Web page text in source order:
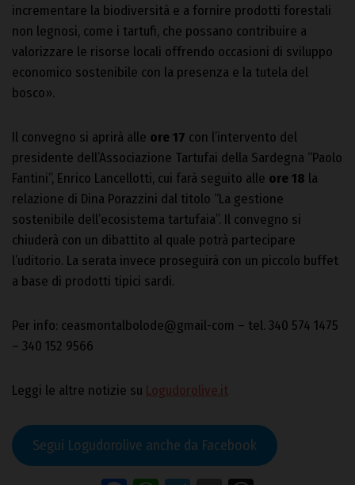
incrementare la biodiversità e a fornire prodotti forestali
non legnosi, come i tartufi, che possano contribuire a
valorizzare le risorse locali offrendo occasioni di sviluppo
economico sostenibile con la presenza e la tutela del
bosco».
Il convegno si aprirà alle ore 17 con l’intervento del
presidente dell’Associazione Tartufai della Sardegna “Paolo
Fantini”, Enrico Lancellotti, cui farà seguito alle ore 18 la
relazione di Dina Porazzini dal titolo “La gestione
sostenibile dell’ecosistema tartufaia”. Il convegno si
chiuderà con un dibattito al quale potrà partecipare
l’uditorio. La serata invece proseguirà con un piccolo buffet
a base di prodotti tipici sardi.
Per info: ceasmontalbolode@gmail-com – tel. 340 574 1475
– 340 152 9566
Leggi le altre notizie su Logudorolive.it
Segui Logudorolive anche da Facebook